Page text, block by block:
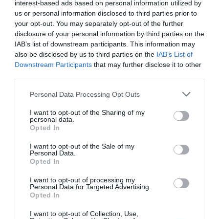
interest-based ads based on personal information utilized by
us or personal information disclosed to third parties prior to
your opt-out. You may separately opt-out of the further
disclosure of your personal information by third parties on the
IAB’s list of downstream participants. This information may
also be disclosed by us to third parties on the IAB’s List of
Downstream Participants that may further disclose it to other
Personal Data Processing Opt Outs
I want to opt-out of the Sharing of my
personal data.
Opted In
I want to opt-out of the Sale of my
Personal Data.
Opted In
I want to opt-out of processing my
Personal Data for Targeted Advertising.
Opted In
I want to opt-out of Collection, Use,
A nuestro favor tenemos algunas de las decisiones de
los Tribunales de Justicia. En particular, el TSJ de
Extremadura, mediante Sentencia 607/2014 de 24 de
junio de 2014, Sala de lo Contencioso-Administrativo,
Rec. n.º 360/2011, considera en su fundamento de
solución a todos los herederos de XXXX, más aún
tratándose de un supuesto tan específico como es la
obtención de una ganancia patrimonial de la causante
en el periodo impositivo XXXX, al tratarse de un tipo de
renta que puede ser calificada como extraordinaria en
relación a las rentas obtenidas habitualmente por el
Pero ya sabemos que el ámbito jurídico y sus sentencias
sentencia emitida a finales de 2017 por la Sala 4.ª del